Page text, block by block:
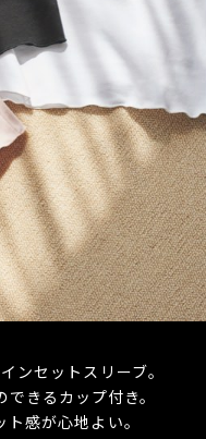
ンセットスリーブ。
きるカップ付き。
感が心地よい。